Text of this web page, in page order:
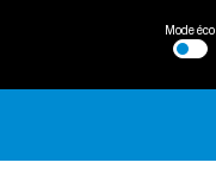
Mode éco